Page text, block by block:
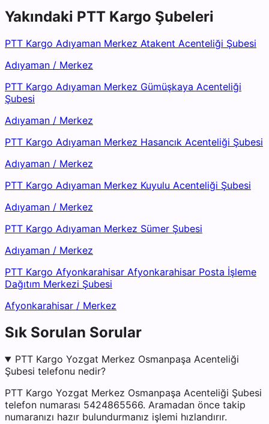
Yakındaki PTT Kargo Şubeleri
PTT Kargo Adıyaman Merkez Atakent Acenteliği Şubesi
Adıyaman / Merkez
PTT Kargo Adıyaman Merkez Gümüşkaya Acenteliği
Şubesi
Adıyaman / Merkez
PTT Kargo Adıyaman Merkez Hasancık Acenteliği Şubesi
Adıyaman / Merkez
PTT Kargo Adıyaman Merkez Kuyulu Acenteliği Şubesi
Adıyaman / Merkez
PTT Kargo Adıyaman Merkez Sümer Şubesi
Adıyaman / Merkez
PTT Kargo Afyonkarahisar Afyonkarahisar Posta İşleme
Dağıtım Merkezi Şubesi
Afyonkarahisar / Merkez
Sık Sorulan Sorular
PTT Kargo Yozgat Merkez Osmanpaşa Acenteliği
Şubesi telefonu nedir?
PTT Kargo Yozgat Merkez Osmanpaşa Acenteliği Şubesi
telefon numarası 5424865566. Aramadan önce takip
numaranızı hazır bulundurmanız işlemi hızlandırır.